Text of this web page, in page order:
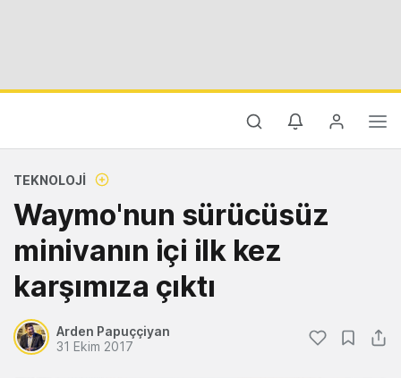
TEKNOLOJI
Waymo'nun sürücüsüz
minivanın içi ilk kez
karşımıza çıktı
Arden Papuççiyan
31 Ekim 2017